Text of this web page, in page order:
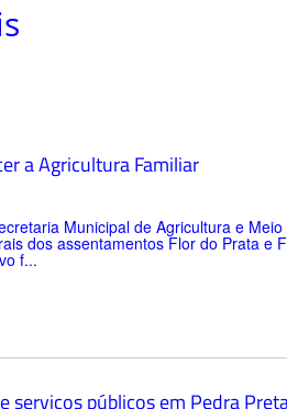
a Agricultura Familiar
Municipal de Agricultura e
dos assentamentos Flor do Prata e
f...
serviços públicos em Pedra